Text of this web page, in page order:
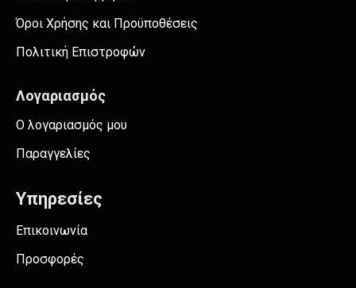
Όροι Χρήσης και Προϋποθέσεις
Πολιτική Επιστροφών
Λογαριασμός
Ο λογαριασμός μου
Παραγγελίες
Υπηρεσίες
Επικοινωνία
Προσφορές